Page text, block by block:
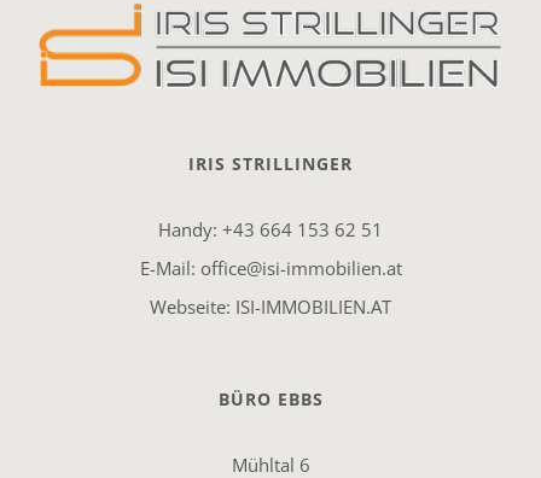
IRIS STRILLINGER
Handy: +43 664 153 62 51
E-Mail: office@isi-immobilien.at
Webseite: ISI-IMMOBILIEN.AT
BÜRO EBBS
Mühltal 6